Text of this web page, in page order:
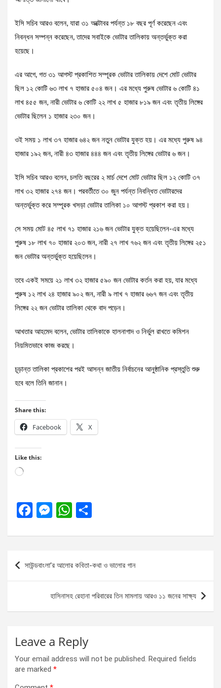
ইসি সচিব আরও বলেন, যারা ৩১ অক্টোবর পর্যন্ত ১৮ বছর পূর্ণ করেছেন এবং
নিবন্ধন সম্পন্ন করেছেন, তাদের সবাইকে ভোটার তালিকায় অন্তর্ভুক্ত করা
হয়েছে।
এর আগে, গত ৩১ আগস্ট প্রকাশিত সম্পূরক ভোটার তালিকায় দেশে মোট ভোটার
ছিল ১২ কোটি ৬৩ লাখ ৭ হাজার ৫০৪ জন। এর মধ্যে পুরুষ ভোটার ৬ কোটি ৪১
লাখ ৪৫৫ জন, নারী ভোটার ৬ কোটি ২২ লাখ ৫ হাজার ৮১৯ জন এবং তৃতীয় লিঙ্গের
ভোটার ছিলেন ১ হাজার ২৩০ জন।
ওই সময় ১ লাখ ৩৭ হাজার ৬৪২ জন নতুন ভোটার যুক্ত হয়। এর মধ্যে পুরুষ ৯৪
হাজার ১৯২ জন, নারী ৪৩ হাজার ৪৪৪ জন এবং তৃতীয় লিঙ্গের ভোটার ৬ জন।
ইসি সচিব আরও বলেন, চলতি বছরের ২ মার্চ দেশে মোট ভোটার ছিল ১২ কোটি ৩৭
লাখ ৩২ হাজার ২৭৪ জন। পরবর্তীতে ৩০ জুন পর্যন্ত নিবন্ধিত ভোটারদের
অন্তর্ভুক্ত করে সম্পূরক খসড়া ভোটার তালিকা ১০ আগস্ট প্রকাশ করা হয়।
সে সময় মোট ৪৫ লাখ ৭১ হাজার ২১৬ জন ভোটার যুক্ত হয়েছিলেন-এর মধ্যে
পুরুষ ১৮ লাখ ৭০ হাজার ২০৩ জন, নারী ২৭ লাখ ৭৬২ জন এবং তৃতীয় লিঙ্গের ২৫১
জন ভোটার অন্তর্ভুক্ত হয়েছিলেন।
তবে একই সময়ে ২১ লাখ ৩২ হাজার ৫৯০ জন ভোটার কর্তন করা হয়, যার মধ্যে
পুরুষ ১২ লাখ ২৪ হাজার ৯০২ জন, নারী ৯ লাখ ৭ হাজার ৬৬৭ জন এবং তৃতীয়
লিঙ্গের ২২ জন ভোটার তালিকা থেকে বাদ পড়েন।
আখতার আহমেদ বলেন, ভোটার তালিকাকে হালনাগাদ ও নির্ভুল রাখতে কমিশন
নিয়মিতভাবে কাজ করছে।
চূড়ান্ত তালিকা প্রকাশের পরই আসন্ন জাতীয় নির্বাচনের আনুষ্ঠানিক প্রস্তুতি শুরু
হবে বলে তিনি জানান।
Share this:
Facebook X
Like this:
Loading…
F
ce
b
o
M
se
g
er
W
at
s
A
p
p
ar
Post
navigation
সাউন্ডবাংলা’র আলোর কবিতা-কথা ও ভালোর গান
হাসিনাসহ রেহানা পরিবারের তিন মামলায় আরও ১১ জনের সাক্ষ্য
Leave a Reply
Your email address will not be published. Required fields
are marked *